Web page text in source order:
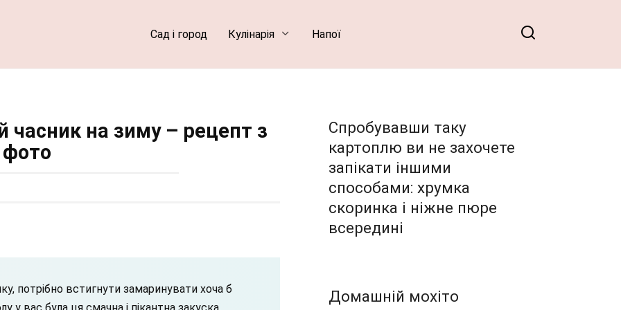
Сад і город Кулінарія Напої
на зиму – рецепт з
фото
потрібно встигнути замаринувати хоча б
Спробувавши таку
картоплю ви не захочете
запікати іншими
способами: хрумка
скоринка і ніжне пюре
всередині
Домашній мохіто